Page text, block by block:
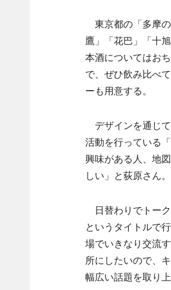
東京都の「多摩
鷹」「花巴」「十
本酒についてはお
で、ぜひ飲み比べ
ーも用意する。
デザインを通じ
活動を行っている
興味がある人、地
しい」と荻原さん。
日替わりでトー
というタイトルで
場でいきなり交流
所にしたいので、
幅広い話題を取り上